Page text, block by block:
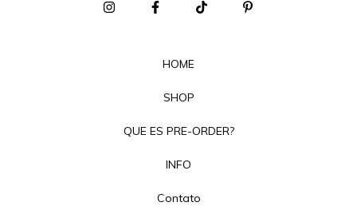
HOME
SHOP
QUE ES PRE-ORDER?
INFO
Contato